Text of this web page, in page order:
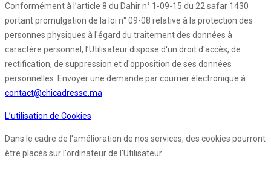
Conformément à l’article 8 du Dahir n° 1-09-15 du 22 safar 1430
portant promulgation de la loi n° 09-08 relative à la protection des
personnes physiques à l'égard du traitement des données à
caractère personnel, l’Utilisateur dispose d'un droit d'accès, de
rectification, de suppression et d'opposition de ses données
personnelles. Envoyer une demande par courrier électronique à
contact@chicadresse.ma
L’utilisation de Cookies
Dans le cadre de l'amélioration de nos services, des cookies pourront
être placés sur l'ordinateur de l'Utilisateur.